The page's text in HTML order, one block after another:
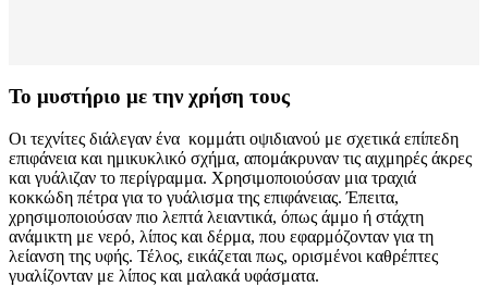
Το μυστήριο με την χρήση τους
Οι τεχνίτες διάλεγαν ένα κομμάτι οψιδιανού με σχετικά επίπεδη
επιφάνεια και ημικυκλικό σχήμα, απομάκρυναν τις αιχμηρές άκρες
και γυάλιζαν το περίγραμμα. Χρησιμοποιούσαν μια τραχιά
κοκκώδη πέτρα για το γυάλισμα της επιφάνειας. Έπειτα,
χρησιμοποιούσαν πιο λεπτά λειαντικά, όπως άμμο ή στάχτη
ανάμικτη με νερό, λίπος και δέρμα, που εφαρμόζονταν για τη
λείανση της υφής. Τέλος, εικάζεται πως, ορισμένοι καθρέπτες
γυαλίζονταν με λίπος και μαλακά υφάσματα.